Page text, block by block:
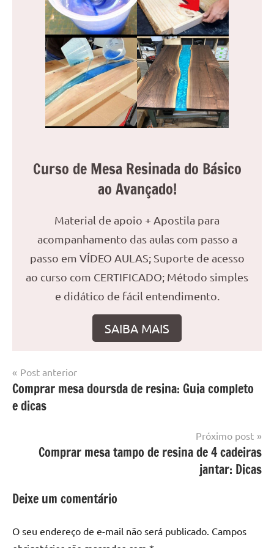
Curso de Mesa Resinada do Básico
ao Avançado!
Material de apoio + Apostila para
acompanhamento das aulas com passo a
passo em VÍDEO AULAS; Suporte de acesso
ao curso com CERTIFICADO; Método simples
e didático de fácil entendimento.
SAIBA MAIS
Marcado
com
mesa
epoxi
mesa
madeira,
Mesa
resinada
Navegação
de
Post
Post anterior
Comprar mesa doursda de resina: Guia completo
e dicas
Próximo post
Comprar mesa tampo de resina de 4 cadeiras
jantar: Dicas
Deixe um comentário
O seu endereço de e-mail não será publicado. Campos